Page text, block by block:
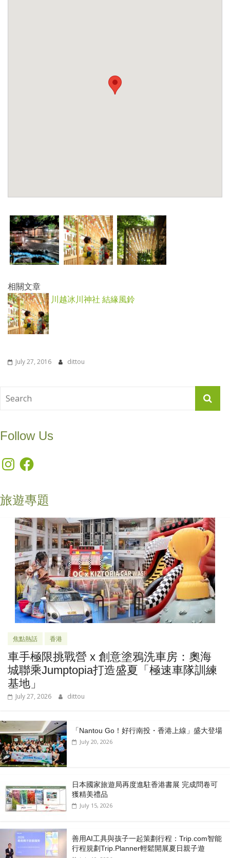
相關文章
川越冰川神社 結緣風鈴
July 27, 2016 dittou
Follow Us
InstagramFacebook
旅遊專題
焦點熱話 香港
車手極限挑戰營 x 創意塗鴉洗車房：奧海
城聯乘Jumptopia打造盛夏「極速車隊訓練
基地」
July 27, 2026 dittou
「Nantou Go！好行南投・香港上線」盛大登場
July 20, 2026
日本國家旅遊局再度進駐香港書展 完成問卷可
獲精美禮品
July 15, 2026
善用AI工具與孩子一起策劃行程：Trip.com智能
行程規劃Trip.Planner輕鬆開展夏日親子遊